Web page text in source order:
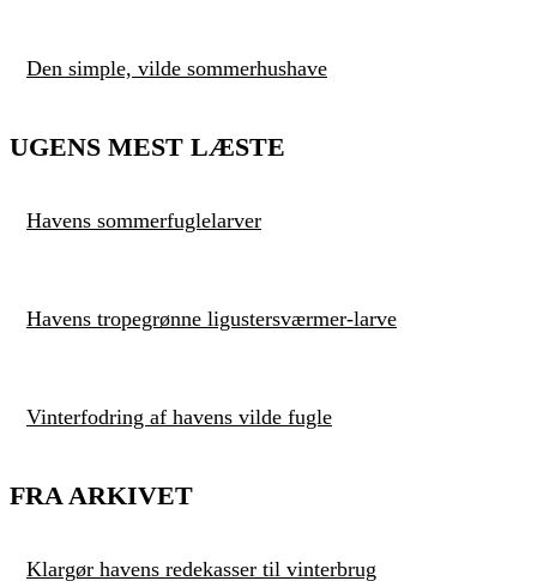
Den simple, vilde sommerhushave
UGENS MEST LÆSTE
Havens sommerfuglelarver
Havens tropegrønne ligustersværmer-larve
Vinterfodring af havens vilde fugle
FRA ARKIVET
Klargør havens redekasser til vinterbrug